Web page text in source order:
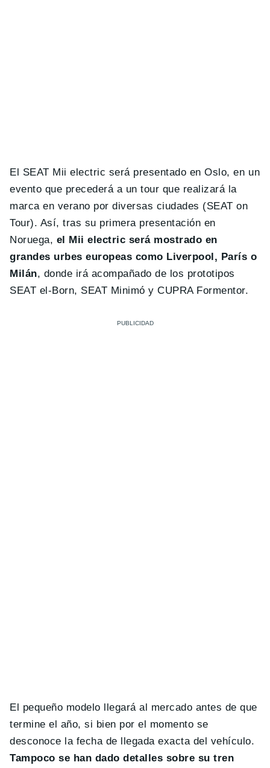
El SEAT Mii electric será presentado en Oslo, en un
evento que precederá a un tour que realizará la
marca en verano por diversas ciudades (SEAT on
Tour). Así, tras su primera presentación en
Noruega, el Mii electric será mostrado en
grandes urbes europeas como Liverpool, París o
Milán, donde irá acompañado de los prototipos
SEAT el-Born, SEAT Minimó y CUPRA Formentor.
El pequeño modelo llegará al mercado antes de que
termine el año, si bien por el momento se
desconoce la fecha de llegada exacta del vehículo.
Tampoco se han dado detalles sobre su tren